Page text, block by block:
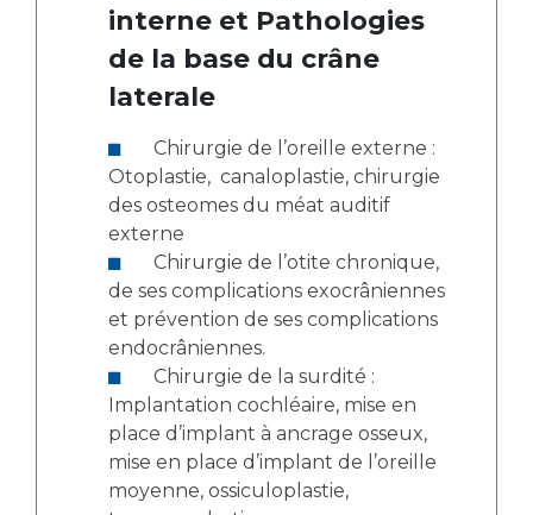
interne et Pathologies
de la base du crâne
laterale
Otoplastie, canaloplastie, chirurgie
des osteomes du méat auditif
externe
de ses complications exocrâniennes
et prévention de ses complications
endocrâniennes.
Implantation cochléaire, mise en
place d’implant à ancrage osseux,
mise en place d’implant de l’oreille
moyenne, ossiculoplastie,